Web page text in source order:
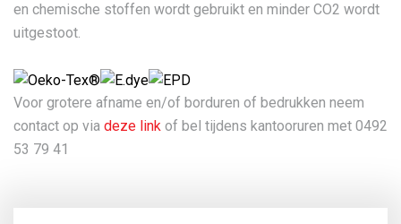
en chemische stoffen wordt gebruikt en minder CO2 wordt
uitgestoot.
Voor grotere afname en/of borduren of bedrukken neem
contact op via deze link of bel tijdens kantooruren met 0492
53 79 41